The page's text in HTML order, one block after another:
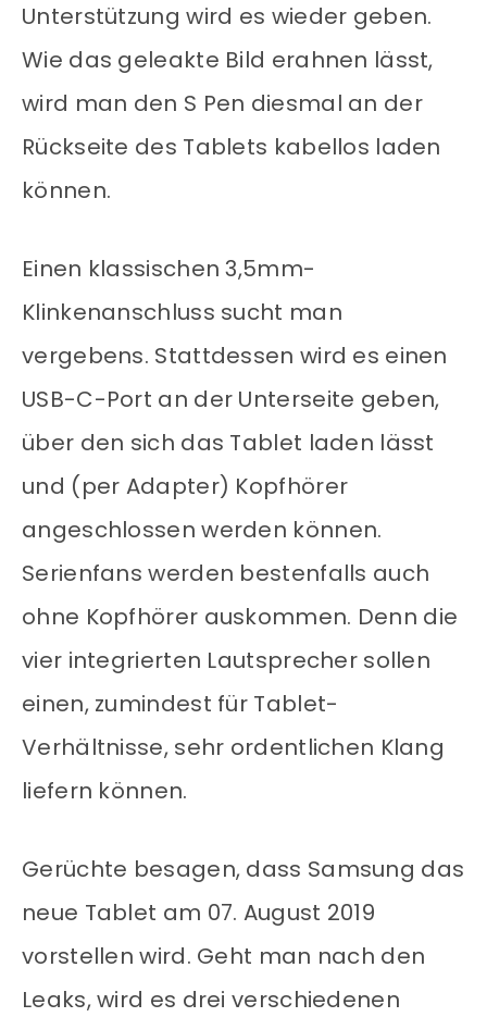
Unterstützung wird es wieder geben.
Wie das geleakte Bild erahnen lässt,
wird man den S Pen diesmal an der
Rückseite des Tablets kabellos laden
können.
Einen klassischen 3,5mm-
Klinkenanschluss sucht man
vergebens. Stattdessen wird es einen
USB-C-Port an der Unterseite geben,
über den sich das Tablet laden lässt
und (per Adapter) Kopfhörer
angeschlossen werden können.
Serienfans werden bestenfalls auch
ohne Kopfhörer auskommen. Denn die
vier integrierten Lautsprecher sollen
einen, zumindest für Tablet-
Verhältnisse, sehr ordentlichen Klang
liefern können.
Gerüchte besagen, dass Samsung das
neue Tablet am 07. August 2019
vorstellen wird. Geht man nach den
Leaks, wird es drei verschiedenen